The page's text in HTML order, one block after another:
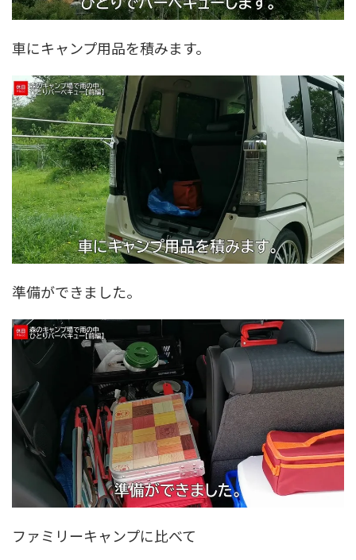
車にキャンプ用品を積みます。
準備ができました。
ファミリーキャンプに比べて